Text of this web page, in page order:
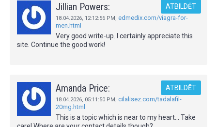
Jillian Powers:
18.04.2026, 12:12:56 PM, edmedix.com/viagra-for-
men.html
ATBILDĒT
Very good write-up. I certainly appreciate this
site. Continue the good work!
Amanda Price:
18.04.2026, 05:11:50 PM, cilalisez.com/tadalafil-
20mg.html
ATBILDĒT
This is a topic which is near to my heart... Take